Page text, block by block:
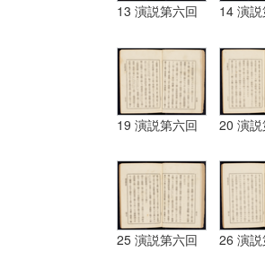
13 演説第六回 14 演
19 演説第六回 20 演
25 演説第六回 26 演